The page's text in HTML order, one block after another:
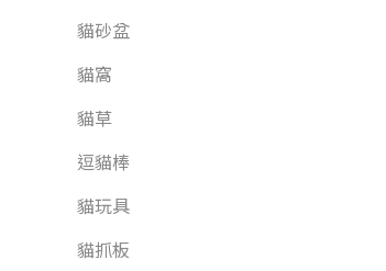
貓砂盆
貓窩
貓草
逗貓棒
貓玩具
貓抓板